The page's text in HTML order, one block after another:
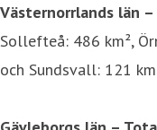
Västernorrlands län
Sollefteå: 486 km²,
och Sundsvall: 121